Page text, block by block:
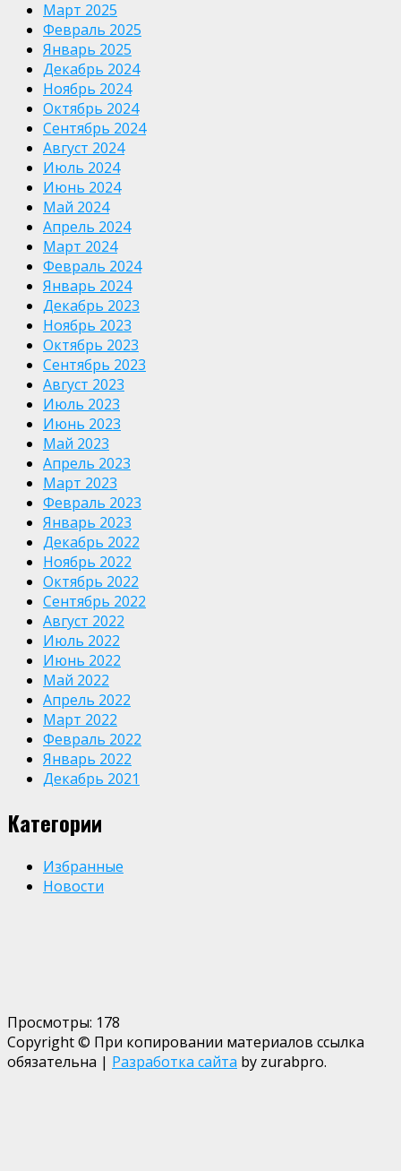
Март 2025
Февраль 2025
Январь 2025
Декабрь 2024
Ноябрь 2024
Октябрь 2024
Сентябрь 2024
Август 2024
Июль 2024
Июнь 2024
Май 2024
Апрель 2024
Март 2024
Февраль 2024
Январь 2024
Декабрь 2023
Ноябрь 2023
Октябрь 2023
Сентябрь 2023
Август 2023
Июль 2023
Июнь 2023
Май 2023
Апрель 2023
Март 2023
Февраль 2023
Январь 2023
Декабрь 2022
Ноябрь 2022
Октябрь 2022
Сентябрь 2022
Август 2022
Июль 2022
Июнь 2022
Май 2022
Апрель 2022
Март 2022
Февраль 2022
Январь 2022
Декабрь 2021
Категории
Избранные
Новости
Просмотры: 178
Copyright © При копировании материалов ссылка
обязательна | Разработка сайта by zurabpro.